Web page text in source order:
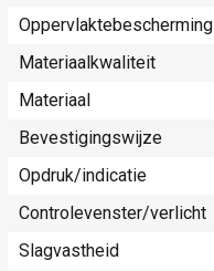
Oppervlaktebescherming
Materiaalkwaliteit
Materiaal
Bevestigingswijze
Opdruk/indicatie
Controlevenster/verlicht
Slagvastheid